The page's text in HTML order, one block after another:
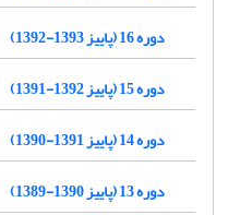
دوره 16 (پاییز 1393-1392)
دوره 15 (پاییز 1392-1391)
دوره 14 (پاییز 1391-1390)
دوره 13 (پاییز 1390-1389)